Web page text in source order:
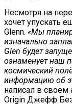
Несмотря на
хочет упускать
Glenn. «Мы
изначально
Glen будет
ознаменует наш
космический
информацию об
написал в своём
Origin Джефф